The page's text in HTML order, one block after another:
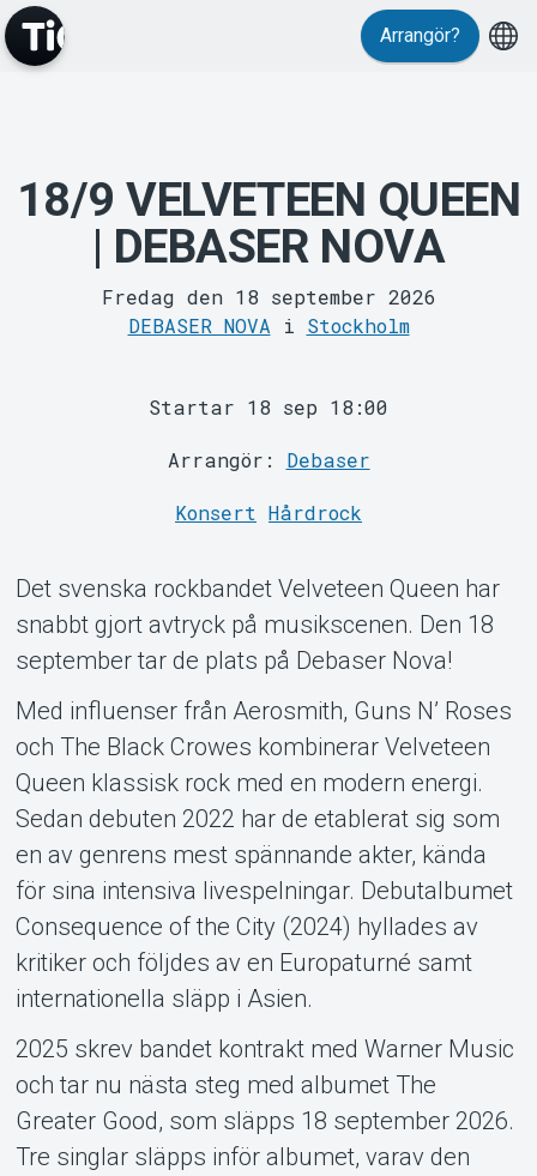
MyTickster
Support
Om Tickster
Arrangör?
18/9 VELVETEEN QUEEN
| DEBASER NOVA
Fredag den 18 september 2026
DEBASER NOVA i Stockholm
Startar 18 sep 18:00
Arrangör: Debaser
Konsert Hårdrock
Det svenska rockbandet Velveteen Queen har
snabbt gjort avtryck på musikscenen. Den 18
september tar de plats på Debaser Nova!
Med influenser från Aerosmith, Guns N’ Roses
och The Black Crowes kombinerar Velveteen
Queen klassisk rock med en modern energi.
Sedan debuten 2022 har de etablerat sig som
en av genrens mest spännande akter, kända
för sina intensiva livespelningar. Debutalbumet
Consequence of the City (2024) hyllades av
kritiker och följdes av en Europaturné samt
internationella släpp i Asien.
2025 skrev bandet kontrakt med Warner Music
och tar nu nästa steg med albumet The
Greater Good, som släpps 18 september 2026.
Tre singlar släpps inför albumet, varav den